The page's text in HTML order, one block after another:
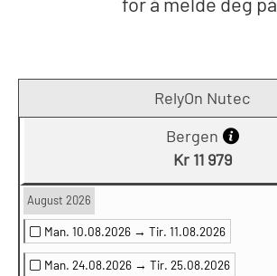
RelyOn Nutec
Bergen
Kr 11 979
August 2026
Man. 10.08.2026 → Tir. 11.08.2026
Man. 24.08.2026 → Tir. 25.08.2026